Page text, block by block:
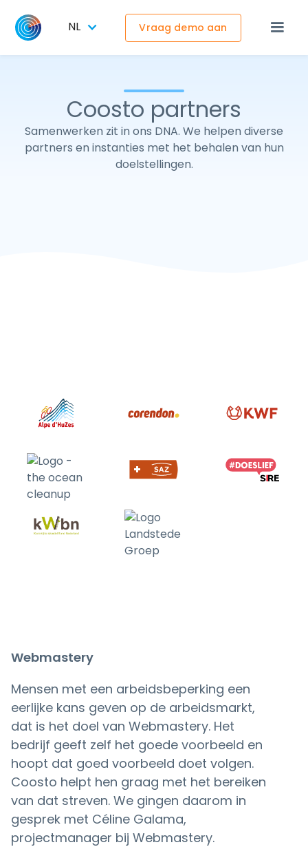
Vraag demo aan
NL
Coosto partners
Samenwerken zit in ons DNA. We helpen diverse
partners en instanties met het behalen van hun
doelstellingen.
Webmastery
Mensen met een arbeidsbeperking een
eerlijke kans geven op de arbeidsmarkt,
dat is het doel van Webmastery. Het
bedrijf geeft zelf het goede voorbeeld en
hoopt dat goed voorbeeld doet volgen.
Coosto helpt hen graag met het bereiken
van dat streven. We gingen daarom in
gesprek met Céline Galama,
projectmanager bij Webmastery.